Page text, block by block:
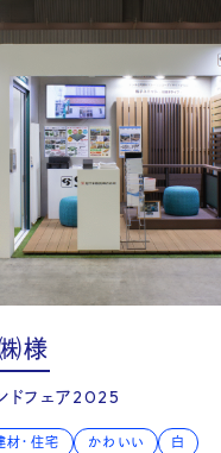
様
ドフェア2025
材・住宅 かわいい 白